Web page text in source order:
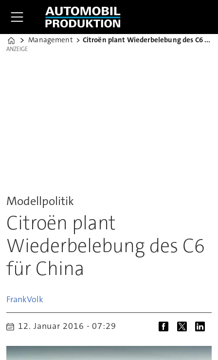
Home
Management Citroën plant Wiederbelebung des C6 für China
ANZEIGE
ANZEIGE
Modellpolitik
Citroën plant
Wiederbelebung des C6
für China
FrankVolk
12. Januar 2016 - 07:29